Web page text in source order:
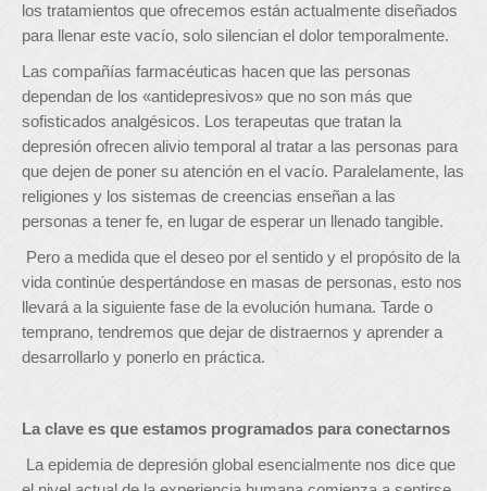
los tratamientos que ofrecemos están actualmente diseñados
para llenar este vacío, solo silencian el dolor temporalmente.
Las compañías farmacéuticas hacen que las personas
dependan de los «antidepresivos» que no son más que
sofisticados analgésicos. Los terapeutas que tratan la
depresión ofrecen alivio temporal al tratar a las personas para
que dejen de poner su atención en el vacío. Paralelamente, las
religiones y los sistemas de creencias enseñan a las
personas a tener fe, en lugar de esperar un llenado tangible.
Pero a medida que el deseo por el sentido y el propósito de la
vida continúe despertándose en masas de personas, esto nos
llevará a la siguiente fase de la evolución humana. Tarde o
temprano, tendremos que dejar de distraernos y aprender a
desarrollarlo y ponerlo en práctica.
La clave es que estamos programados para conectarnos
La epidemia de depresión global esencialmente nos dice que